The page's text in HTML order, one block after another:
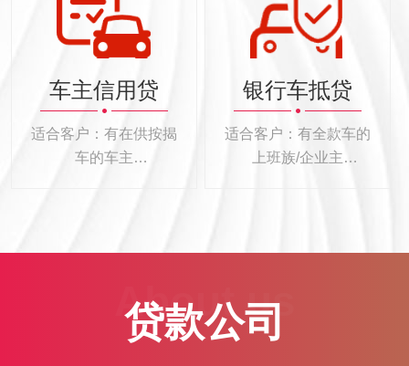
车主信用贷
适合客户：有在供按揭
车的车主
银行车抵贷
适合客户：有全款车的
上班族/企业主
About us
贷款公司